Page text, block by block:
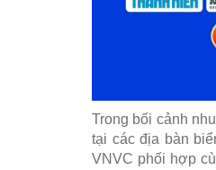
Trong bối cảnh
tại các địa bàn
VNVC phối hợp